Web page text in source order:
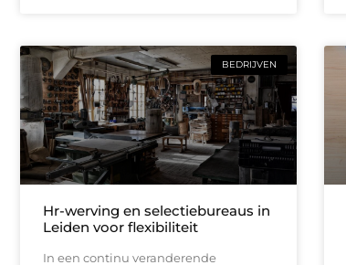
BEDRIJVEN
Hr-werving en selectiebureaus in
Leiden voor flexibiliteit
In een continu veranderende